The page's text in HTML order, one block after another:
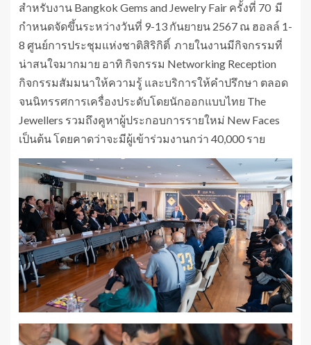
สำหรับงาน Bangkok Gems and Jewelry Fair ครั้งที่ 70 มี
กำหนดจัดขึ้นระหว่างวันที่ 9-13 กันยายน 2567 ณ ฮอลล์ 1-
8 ศูนย์การประชุมแห่งชาติสิริกิติ์ ภายในงานมีกิจกรรมที่
น่าสนใจมากมาย อาทิ กิจกรรม Networking Reception
กิจกรรมสัมมนาให้ความรู้ และบริการให้คำปรึกษา ตลอด
จนนิทรรศการเครื่องประดับโดยนักออกแบบไทย The
Jewellers รวมถึงคูหาผู้ประกอบการรายใหม่ New Faces
เป็นต้น โดยคาดว่าจะมีผู้เข้าร่วมงานกว่า 40,000 ราย